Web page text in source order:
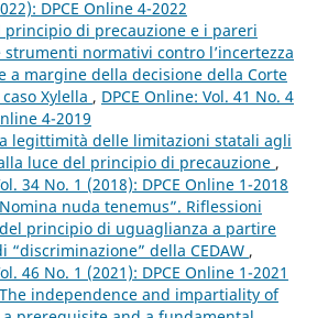
DPCE Online 4-2022
principio di precauzione e i pareri
strumenti normativi contro l’incertezza
a margine della decisione della Corte
Xylella , DPCE Online: Vol. 41 No. 4
4-2019
legittimità delle limitazioni statali agli
luce del principio di precauzione ,
34 No. 1 (2018): DPCE Online 1-2018
nuda tenemus”. Riflessioni
principio di uguaglianza a partire
“discriminazione” della CEDAW ,
46 No. 1 (2021): DPCE Online 1-2021
independence and impartiality of